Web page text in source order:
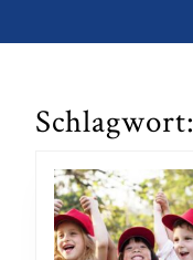
Schlagwort: